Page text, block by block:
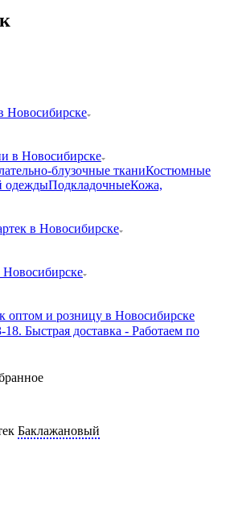
Новосибирске
в Новосибирске
блузочные тканиКостюмные
одеждыПодкладочныеКожа,
в Новосибирске
Баклажановый